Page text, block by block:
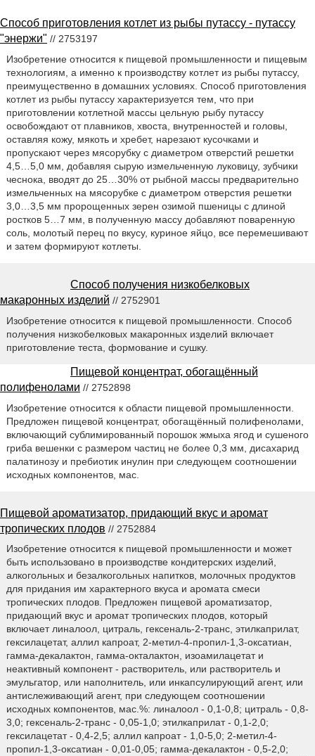
Способ приготовления котлет из рыбы путассу - путассу
"энержи" // 2753197
Изобретение относится к пищевой промышленности и пищевым
технологиям, а именно к производству котлет из рыбы путассу,
преимущественно в домашних условиях. Способ приготовления
котлет из рыбы путассу характеризуется тем, что при
приготовлении котлетной массы цельную рыбу путассу
освобождают от плавников, хвоста, внутренностей и головы,
оставляя кожу, мякоть и хребет, нарезают кусочками и
пропускают через мясорубку с диаметром отверстий решетки
4,5…5,0 мм, добавляя сырую измельченную луковицу, зубчики
чеснока, вводят до 25…30% от рыбной массы предварительно
измельченных на мясорубке с диаметром отверстия решетки
3,0…3,5 мм пророщенных зерен озимой пшеницы с длиной
ростков 5…7 мм, в полученную массу добавляют поваренную
соль, молотый перец по вкусу, куриное яйцо, все перемешивают
и затем формируют котлеты.
Способ получения низкобелковых
макаронных изделий // 2752901
Изобретение относится к пищевой промышленности. Способ
получения низкобелковых макаронных изделий включает
приготовление теста, формование и сушку.
Пищевой концентрат, обогащённый
полифенолами // 2752898
Изобретение относится к области пищевой промышленности.
Предложен пищевой концентрат, обогащённый полифенолами,
включающий сублимированный порошок жмыха ягод и сушеного
гриба вешенки с размером частиц не более 0,3 мм, дисахарид
палатинозу и пребиотик инулин при следующем соотношении
исходных компонентов, мас.
Пищевой ароматизатор, придающий вкус и аромат
тропических плодов // 2752884
Изобретение относится к пищевой промышленности и может
быть использовано в производстве кондитерских изделий,
алкогольных и безалкогольных напитков, молочных продуктов
для придания им характерного вкуса и аромата смеси
тропических плодов. Предложен пищевой ароматизатор,
придающий вкус и аромат тропических плодов, который
включает линалоол, цитраль, гексеналь-2-транс, этилкаприлат,
гексилацетат, аллил капроат, 2-метил-4-пропил-1,3-оксатиан,
гамма-декалактон, гамма-окталактон, изоамилацетат и
неактивный компонент - растворитель, или растворитель и
эмульгатор, или наполнитель, или инкапсулирующий агент, или
антислеживающий агент, при следующем соотношении
исходных компонентов, мас.%: линалоол - 0,1-0,8; цитраль - 0,8-
3,0; гексеналь-2-транс - 0,05-1,0; этилкаприлат - 0,1-2,0;
гексилацетат - 0,4-2,5; аллил капроат - 1,0-5,0; 2-метил-4-
пропил-1,3-оксатиан - 0,01-0,05; гамма-декалактон - 0,5-2,0;